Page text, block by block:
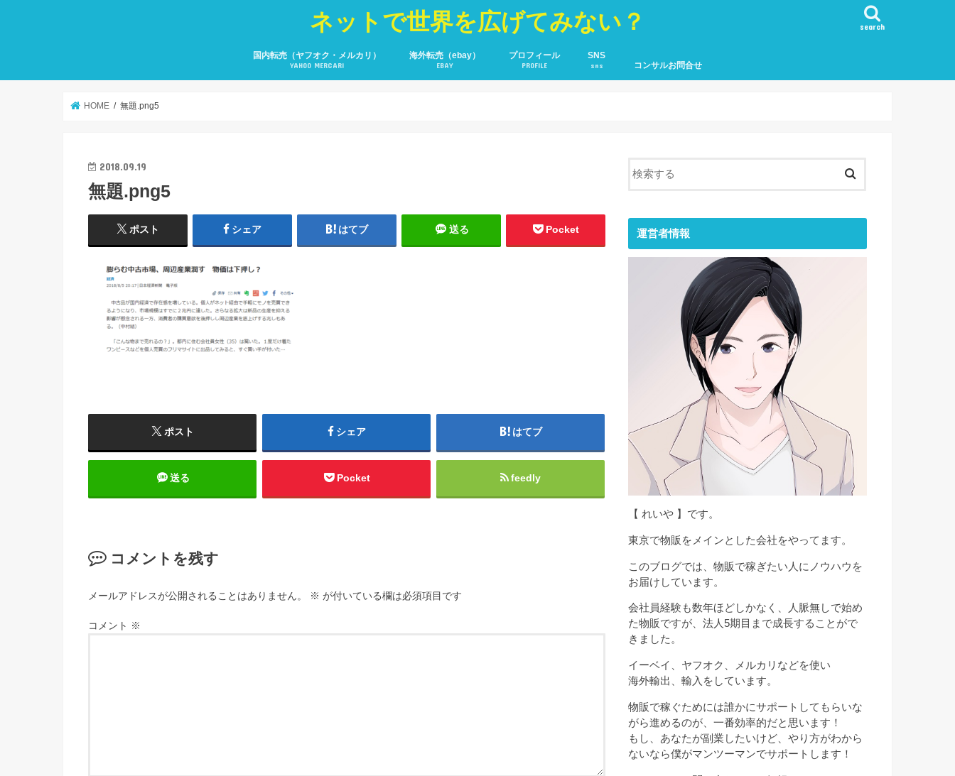
ネットで世界を広げてみない？ search
国内転売（ヤフオク・メルカリ）
YAHOO MERCARI
海外転売（ebay）
EBAY
プロフィール
PROFILE
SNS
sns コンサルお問合せ
HOME 無題.png5
2018.09.19
無題.png5
ポスト シェア はてブ 送る Pocket
ポスト シェア はてブ
送る Pocket feedly
コメントを残す
メールアドレスが公開されることはありません。 ※ が付いている欄は必須項目です
コメント ※
運営者情報
【 れいや 】です。
東京で物販をメインとした会社をやってます。
このブログでは、物販で稼ぎたい人にノウハウを
お届けしています。
会社員経験も数年ほどしかなく、人脈無しで始め
た物販ですが、法人5期目まで成長することがで
きました。
イーベイ、ヤフオク、メルカリなどを使い
海外輸出、輸入をしています。
物販で稼ぐためには誰かにサポートしてもらいな
がら進めるのが、一番効率的だと思います！
もし、あなたが副業したいけど、やり方がわから
ないなら僕がマンツーマンでサポートします！